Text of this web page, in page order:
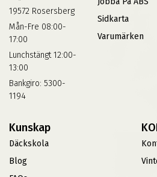
19572 Rosersberg
Mån-Fre 08:00-
17:00
Lunchstängt 12:00-
13:00
Bankgiro: 5300-
1194
Sidkarta
Varumärken
Kunskap
Däckskola
Blog